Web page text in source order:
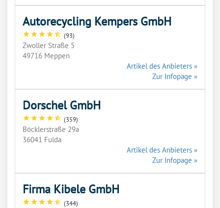
Autorecycling Kempers GmbH
star star star star star_half (93)
Zwoller Straße 5
49716 Meppen
Artikel des Anbieters »
Zur Infopage »
Dorschel GmbH
star star star star star_half (359)
Böcklerstraße 29a
36041 Fulda
Artikel des Anbieters »
Zur Infopage »
Firma Kibele GmbH
star star star star star_half (344)